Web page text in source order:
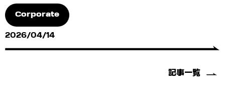
Corporate
2026/04/14
記事一覧